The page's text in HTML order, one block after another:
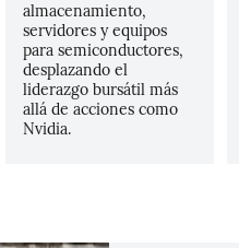
almacenamiento,
servidores y equipos
para semiconductores,
desplazando el
liderazgo bursátil más
allá de acciones como
Nvidia.